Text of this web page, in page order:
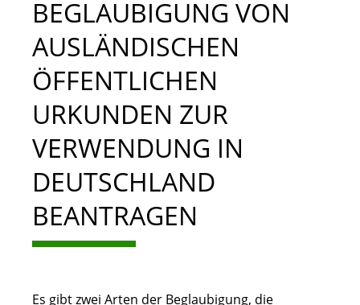
BEGLAUBIGUNG VON
AUSLÄNDISCHEN
ÖFFENTLICHEN
URKUNDEN ZUR
VERWENDUNG IN
DEUTSCHLAND
BEANTRAGEN
Es gibt zwei Arten der Beglaubigung, die